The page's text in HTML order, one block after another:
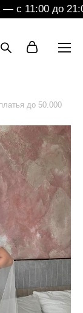
11:00 до 21:00|
до 50.000